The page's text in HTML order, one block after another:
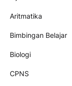
Aritmatika
Bimbingan Belajar
Biologi
CPNS